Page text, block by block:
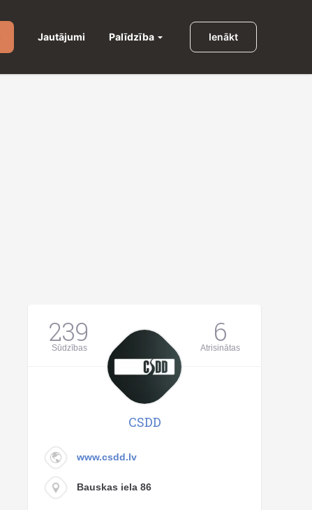
Jautājumi Palīdzība Ienākt
239
Sūdzības 6
Atrisinātas
CSDD
www.csdd.lv
Bauskas iela 86